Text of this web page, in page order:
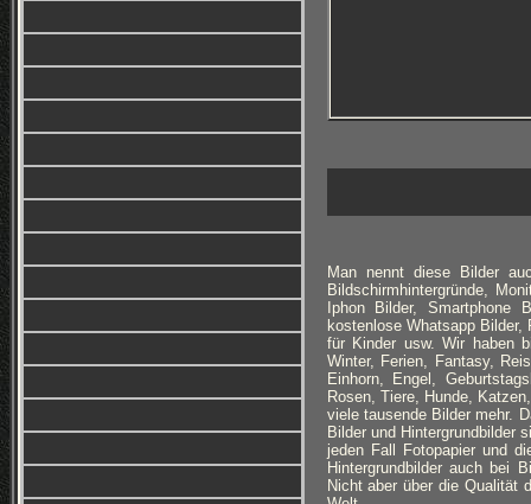
Man nennt diese Bilder
Bildschirmhintergründe,
Iphon Bilder, Smartphone
kostenlose Whatsapp
für Kinder usw. Wir haben
Winter, Ferien, Fantasy,
Einhorn, Engel,
Rosen, Tiere, Hunde,
viele tausende Bilder mehr.
Bilder und Hintergrundbilder
jeden Fall Fotopapier und
Hintergrundbilder auch bei
Nicht aber über die Qualität